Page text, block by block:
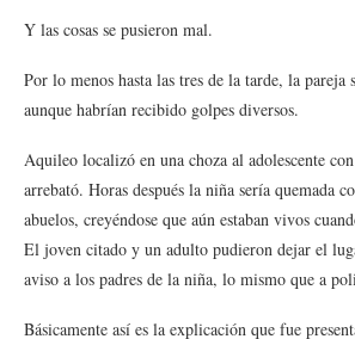
Y las cosas se pusieron mal.
Por lo menos hasta las tres de la tarde, la pareja
aunque habrían recibido golpes diversos.
Aquileo localizó en una choza al adolescente
arrebató. Horas después la niña sería quemada
abuelos, creyéndose que aún estaban vivos
El joven citado y un adulto pudieron dejar el
aviso a los padres de la niña, lo mismo que a
Básicamente así es la explicación que fue